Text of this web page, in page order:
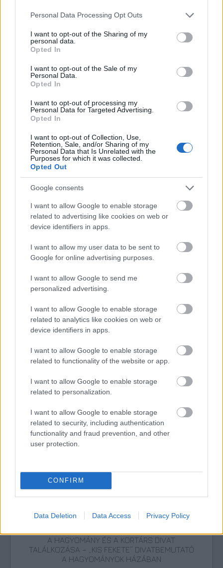
Please note that this website/app uses one or more Google
not limited to your visit or usage behaviour. You may click to
grant or deny consent to Google and its third-party tags to
use your data for below specified purposes in below Google
consent section.
Personal Data Processing Opt Outs
I want to opt-out of the Sharing of my
personal data.
Opted In
I want to opt-out of the Sale of my
Personal Data.
Opted In
I want to opt-out of processing my
Personal Data for Targeted Advertising.
Opted In
I want to opt-out of Collection, Use,
Retention, Sale, and/or Sharing of my
Personal Data that Is Unrelated with the
Purposes for which it was collected.
Opted Out
Google consents
I want to allow Google to enable storage
related to advertising like cookies on web or
device identifiers in apps.
I want to allow my user data to be sent to
Google for online advertising purposes.
I want to allow Google to send me
personalized advertising.
I want to allow Google to enable storage
related to analytics like cookies on web or
device identifiers in apps.
I want to allow Google to enable storage
related to functionality of the website or app.
I want to allow Google to enable storage
related to personalization.
I want to allow Google to enable storage
related to security, including authentication
functionality and fraud prevention, and other
user protection.
CONFIRM
Data Deletion Data Access Privacy Policy
kiváltója volt.” – Lóky Tamás, a Slippery
A Slippery esteken rövid, 10-15 perces külön
előadások követik egymást, a meglepetés
garantált!
május 15. 20:00
Trip hajó
Biczók Anna
Egyed Bea - Fekete Ádám
Juhász Kata
Szabó Veronika
Bővebb információ a Slippery Project
facebook oldalán
érhető el, jegyvásárlásra
azalábbi oldalonvan lehetőség.
Színház Humor Tánc
közvetítés
A HAGYOMÁNY ÉS A KORTÁRS DIVAT
TALÁLKOZÁSA – „KIS FEKETE” DIVATBEMUTATÓ
A HAGYOMÁNYOK HÁZÁBAN